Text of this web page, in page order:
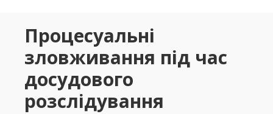
Процесуальні
зловживання під час
досудового
розслідування